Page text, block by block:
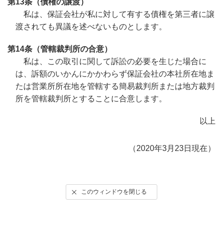
第13条（債権の譲渡）
私は、保証会社が私に対して有する債権を第三者に譲
渡されても異議を述べないものとします。
第14条（管轄裁判所の合意）
私は、この取引に関して訴訟の必要を生じた場合に
は、訴額のいかんにかかわらず保証会社の本社所在地ま
たは営業所所在地を管轄する簡易裁判所または地方裁判
所を管轄裁判所とすることに合意します。
以上
（2020年3月23日現在）
このウィンドウを閉じる